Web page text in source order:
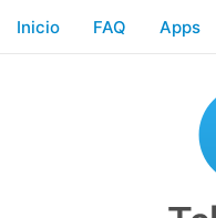
Inicio FAQ Apps